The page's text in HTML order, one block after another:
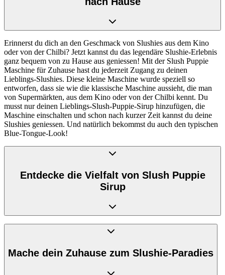
Erinnerst du dich an den Geschmack von Slushies aus dem Kino
oder von der Chilbi? Jetzt kannst du das legendäre Slushie-Erlebnis
ganz bequem von zu Hause aus geniessen! Mit der Slush Puppie
Maschine für Zuhause hast du jederzeit Zugang zu deinen
Lieblings-Slushies. Diese kleine Maschine wurde speziell so
entworfen, dass sie wie die klassische Maschine aussieht, die man
von Supermärkten, aus dem Kino oder von der Chilbi kennt. Du
musst nur deinen Lieblings-Slush-Puppie-Sirup hinzufügen, die
Maschine einschalten und schon nach kurzer Zeit kannst du deine
Slushies geniessen. Und natürlich bekommst du auch den typischen
Blue-Tongue-Look!
Entdecke die Vielfalt von Slush Puppie
Sirup
Um das ultimative Slushie-Erlebnis zu erleben, brauchst du natürlich
Puppie-Sirup-Duo enthält zwei Flaschen mit den beliebtesten Sirup-
Mache dein Zuhause zum Slushie-Paradies